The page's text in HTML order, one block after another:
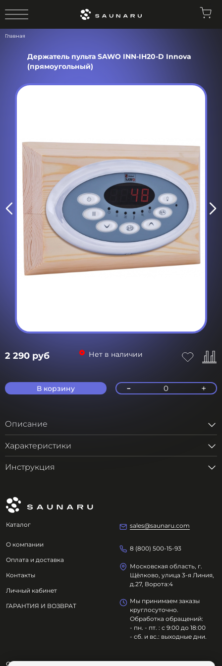
Главная
Держатель пульта SAWO INN-IH20-D Innova
(прямоугольный)
2 290 руб Нет в наличии
В корзину - 0 +
Описание
Характеристики
Инструкция
Каталог
О компании
Оплата и доставка
Контакты
Личный кабинет
ГАРАНТИЯ И ВОЗВРАТ
sales@saunaru.com
8 (800) 500-15-93
Московская область, г.
Щёлково, улица 3-я Линия,
д.27, Ворота:4
Мы принимаем заказы
круглосуточно.
Обработка обращений:
- пн. - пт. : с 9:00 до 18:00
- сб. и вс.: выходные дни.
ООО "ОЗДОРОВИТЕЛЬНЫЕ ТЕХНОЛОГИИ"